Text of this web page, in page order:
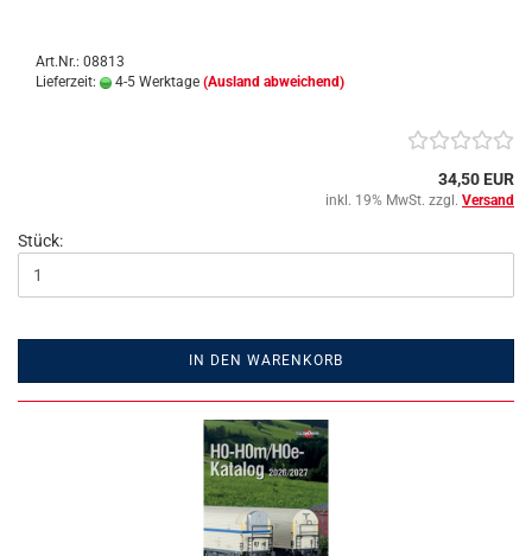
Art.Nr.: 08813
Lieferzeit:
4-5 Werktage (Ausland abweichend)
34,50 EUR
inkl. 19% MwSt. zzgl. Versand
Stück:
IN DEN WARENKORB